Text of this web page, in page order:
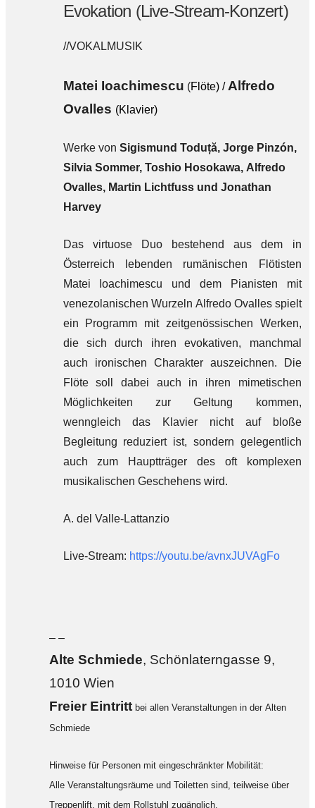
Evokation (Live-Stream-Konzert)
//VOKALMUSIK
Matei Ioachimescu (Flöte) / Alfredo
Ovalles (Klavier)
Werke von Sigismund Toduță, Jorge Pinzón,
Silvia Sommer, Toshio Hosokawa, Alfredo
Ovalles, Martin Lichtfuss und Jonathan
Harvey
Das virtuose Duo bestehend aus dem in
Österreich lebenden rumänischen Flötisten
Matei Ioachimescu und dem Pianisten mit
venezolanischen Wurzeln Alfredo Ovalles spielt
ein Programm mit zeitgenössischen Werken,
die sich durch ihren evokativen, manchmal
auch ironischen Charakter auszeichnen. Die
Flöte soll dabei auch in ihren mimetischen
Möglichkeiten zur Geltung kommen,
wenngleich das Klavier nicht auf bloße
Begleitung reduziert ist, sondern gelegentlich
auch zum Hauptträger des oft komplexen
musikalischen Geschehens wird.
A. del Valle-Lattanzio
Live-Stream: https://youtu.be/avnxJUVAgFo
– –
Alte Schmiede, Schönlaterngasse 9,
1010 Wien
Freier Eintritt bei allen Veranstaltungen in der Alten
Schmiede
Hinweise für Personen mit eingeschränkter Mobilität:
Alle Veranstaltungsräume und Toiletten sind, teilweise über
Treppenlift, mit dem Rollstuhl zugänglich.